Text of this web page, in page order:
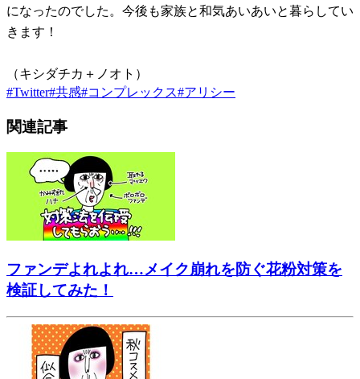
になったのでした。今後も家族と和気あいあいと暮らしてい
きます！
（キシダチカ＋ノオト）
#Twitter#共感#コンプレックス#アリシー
関連記事
ファンデよれよれ…メイク崩れを防ぐ花粉対策を
検証してみた！